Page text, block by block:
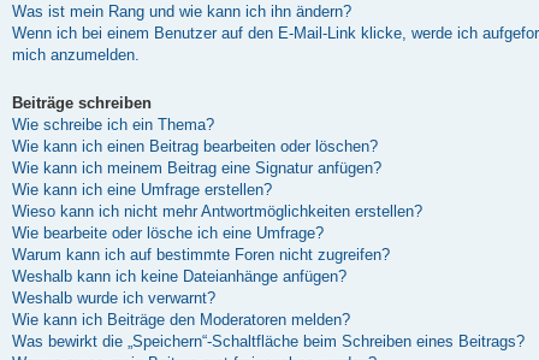
Was ist mein Rang und wie kann ich ihn ändern?
Wenn ich bei einem Benutzer auf den E-Mail-Link klicke, werde ich
mich anzumelden.
Beiträge schreiben
Wie schreibe ich ein Thema?
Wie kann ich einen Beitrag bearbeiten oder löschen?
Wie kann ich meinem Beitrag eine Signatur anfügen?
Wie kann ich eine Umfrage erstellen?
Wieso kann ich nicht mehr Antwortmöglichkeiten erstellen?
Wie bearbeite oder lösche ich eine Umfrage?
Warum kann ich auf bestimmte Foren nicht zugreifen?
Weshalb kann ich keine Dateianhänge anfügen?
Weshalb wurde ich verwarnt?
Wie kann ich Beiträge den Moderatoren melden?
Was bewirkt die „Speichern“-Schaltfläche beim Schreiben eines Beitrags?